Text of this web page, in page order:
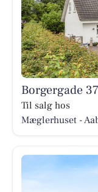
Borgergade
Til salg hos
Mæglerhuset -